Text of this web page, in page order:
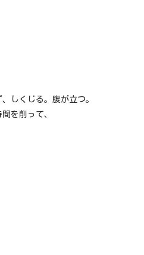
しくじる。腹が立つ。
を削って、